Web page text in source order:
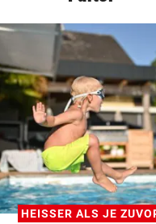
HEISSER ALS JE ZUVOR